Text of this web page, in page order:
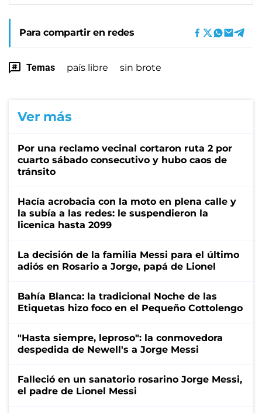
Para compartir en redes
Temas país libre sin brote
Ver más
Por una reclamo vecinal cortaron ruta 2 por
cuarto sábado consecutivo y hubo caos de
tránsito
Hacía acrobacia con la moto en plena calle y
la subía a las redes: le suspendieron la
licenica hasta 2099
La decisión de la familia Messi para el último
adiós en Rosario a Jorge, papá de Lionel
Bahía Blanca: la tradicional Noche de las
Etiquetas hizo foco en el Pequeño Cottolengo
"Hasta siempre, leproso": la conmovedora
despedida de Newell's a Jorge Messi
Falleció en un sanatorio rosarino Jorge Messi,
el padre de Lionel Messi